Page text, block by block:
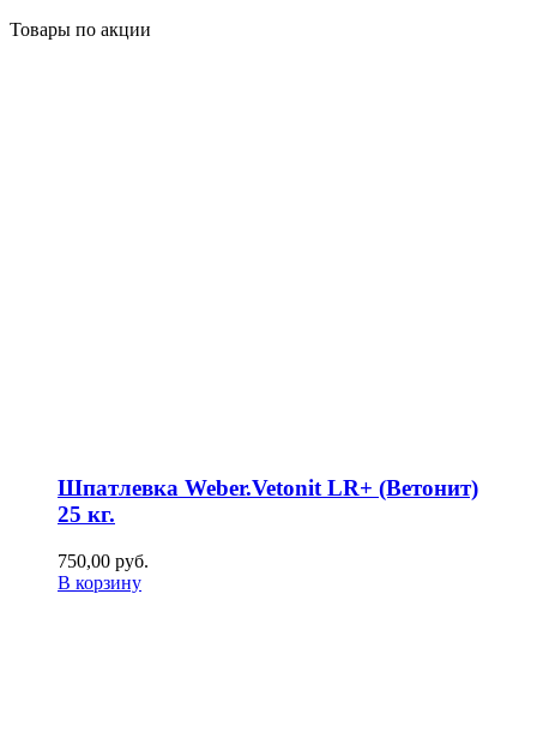
Товары по акции
Шпатлевка Weber.Vetonit LR+ (Ветонит)
25 кг.
750,00 руб.
В корзину